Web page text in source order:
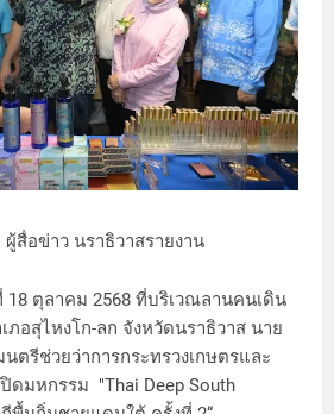
สื่อข่าว นราธิวาสรายงาน
18 ตุลาคม 2568 ที่บริเวณลานคนเดิน
ภอสุไหงโก-ลก จังหวัดนราธิวาส นาย
ตรีช่วยว่าการกระทรวงเกษตรและ
ดมหกรรม "Thai Deep South